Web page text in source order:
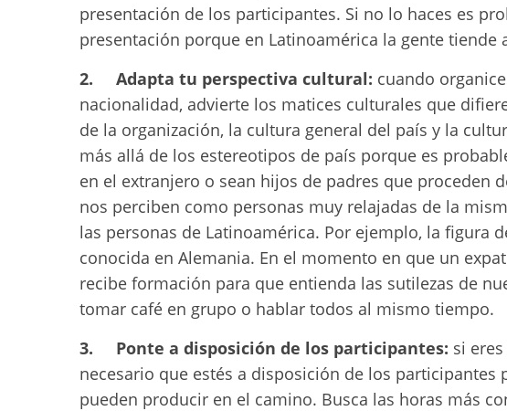
presentación de los participantes. Si no lo haces es
presentación porque en Latinoamérica la gente tiende
2. Adapta tu perspectiva cultural: cuando
nacionalidad, advierte los matices culturales que
de la organización, la cultura general del país y la
más allá de los estereotipos de país porque es
en el extranjero o sean hijos de padres que proceden
nos perciben como personas muy relajadas de la
las personas de Latinoamérica. Por ejemplo, la figura
conocida en Alemania. En el momento en que un
recibe formación para que entienda las sutilezas de
tomar café en grupo o hablar todos al mismo tiempo.
3. Ponte a disposición de los participantes: si
necesario que estés a disposición de los participantes
pueden producir en el camino. Busca las horas más